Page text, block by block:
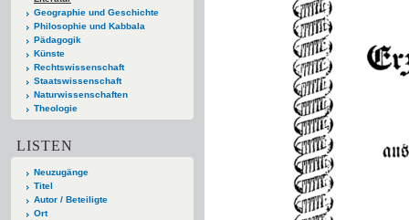
Geographie und Geschichte
Philosophie und Kabbala
Pädagogik
Künste
Rechtswissenschaft
Staatswissenschaft
Naturwissenschaften
Theologie
LISTEN
Neuzugänge
Titel
Autor / Beteiligte
Ort